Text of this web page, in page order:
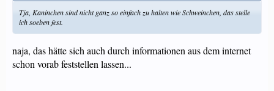
Tja, Kaninchen sind nicht ganz so einfach zu halten wie Schweinchen, das stelle
ich soeben fest.
naja, das hätte sich auch durch informationen aus dem internet
schon vorab feststellen lassen...